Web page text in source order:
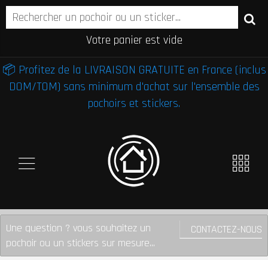
Votre panier est vide
📦 Profitez de la LIVRAISON GRATUITE en France (inclus
DOM/TOM) sans minimum d'achat sur l'ensemble des
pochoirs et stickers.
CONTACTEZ-NOUS
Une question ? vous souhaitez un
pochoir ou un stickers sur mesure...